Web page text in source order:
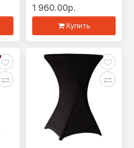
1 960.00р.
Купить